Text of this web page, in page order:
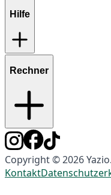
Hilfe
Rechner
Copyright © 2026
Kontakt